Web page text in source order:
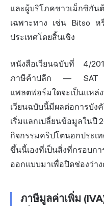
และผู้บริโภคชาวเม็กซิกัน
เฉพาะทาง เช่น Bitso ห
ประเทศโดยสิ้นเชิง
หนังสือเวียนฉบับที่ 4/
ภาษีค้าปลีก — SAT ยัง
แพลตฟอร์มใดจะเป็นแห
เวียนฉบับนี้มีผลต่อการบั
เริ่มแลกเปลี่ยนข้อมูลในปี
กิจกรรมคริปโตนอกประเ
ขึ้นนี้เองที่เป็นสิ่งที่กรอบกา
ออกแบบมาเพื่อปิดช่องว่าง
ภาษีมูลค่าเพิ่ม